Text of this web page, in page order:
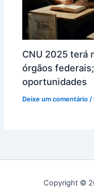
CNU 2025 terá
órgãos
oportunidades
Deixe um comentário /
Copyright ©